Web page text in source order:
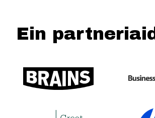
Ein partneriaid